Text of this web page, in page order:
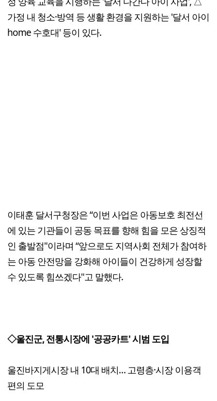
가정 내 청소·방역 등 생활 환경을 지원하는 '달서 아이
home 수호대' 등이 있다.
이태훈 달서구청장은 “이번 사업은 아동보호 최전선
에 있는 기관들이 공동 목표를 향해 힘을 모은 상징적
인 출발점"이라며 “앞으로도 지역사회 전체가 참여하
는 아동 안전망을 강화해 아이들이 건강하게 성장할
수 있도록 힘쓰겠다"고 말했다.
◇울진군, 전통시장에 '공공카트' 시범 도입
울진바지게시장 내 10대 배치… 고령층·시장 이용객
편의 도모